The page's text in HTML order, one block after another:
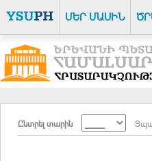
ՄԵՐ ՄԱՍԻՆ
Ընտրել տարին